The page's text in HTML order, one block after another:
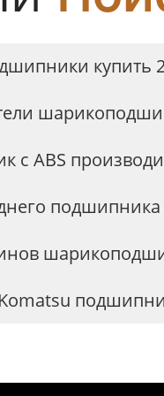
купить
с ABS
подшипника